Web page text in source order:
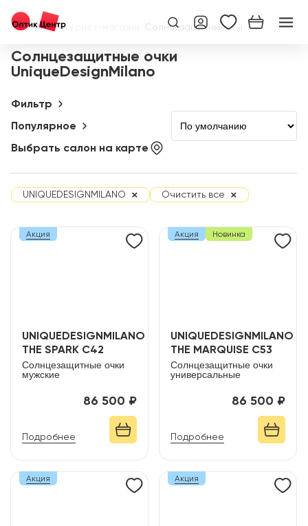
Главная/Интернет-магазин Солнцезащитные очки
Солнцезащитные очки
UniqueDesignMilano
Фильтр
Популярное
Выбрать салон на карте
UNIQUEDESIGNMILANO × Очистить все ×
UNIQUEDESIGNMILANO
THE SPARK C42
Солнцезащитные очки
мужские
86 500 ₽
Подробнее
Акция
UNIQUEDESIGNMILANO
THE MARQUISE C53
Солнцезащитные очки
универсальные
86 500 ₽
Подробнее
Акция Новинка
Акция Акция